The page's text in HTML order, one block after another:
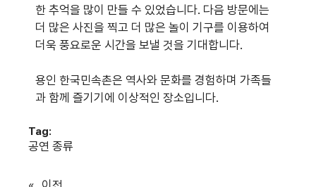
한 추억을 많이 만들 수 있었습니다. 다음 방문에는
더 많은 사진을 찍고 더 많은 놀이 기구를 이용하여
더욱 풍요로운 시간을 보낼 것을 기대합니다.
용인 한국민속촌은 역사와 문화를 경험하며 가족들
과 함께 즐기기에 이상적인 장소입니다.
Tag:
공연 종류